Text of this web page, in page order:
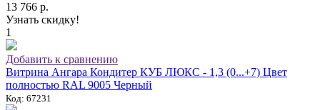
13 766 р.
Узнать скидку!
1
Добавить к сравнению
Витрина Ангара Кондитер КУБ ЛЮКС - 1,3 (0...+7) Цвет
полностью RAL 9005 Черный
Код: 67231